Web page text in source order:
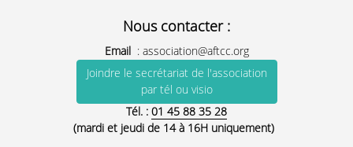
Nous contacter :
Email : association@aftcc.org
Joindre le secrétariat de l'association
par tél ou visio
Tél. : 01 45 88 35 28
(mardi et jeudi de 14 à 16H uniquement)